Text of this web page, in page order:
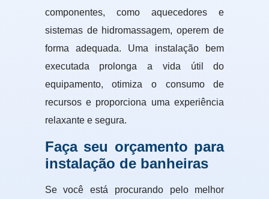
componentes, como aquecedores e
sistemas de hidromassagem, operem de
forma adequada. Uma instalação bem
executada prolonga a vida útil do
equipamento, otimiza o consumo de
recursos e proporciona uma experiência
relaxante e segura.
Faça seu orçamento para
instalação de banheiras
Se você está procurando pelo melhor